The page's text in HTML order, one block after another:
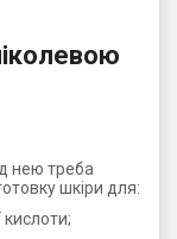
нею треба
шкіри для:
кислоти;